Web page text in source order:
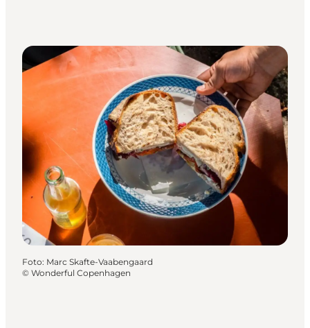
Foto: Marc Skafte-Vaabengaard
© Wonderful Copenhagen